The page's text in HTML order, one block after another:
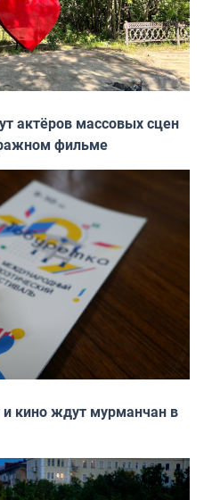
актёров массовых сцен
фильме
и кино ждут мурманчан в